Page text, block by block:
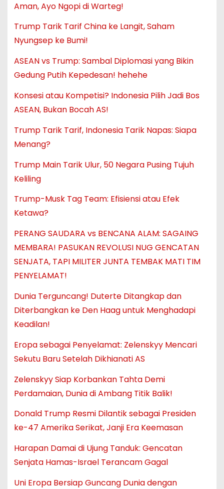
Aman, Ayo Ngopi di Warteg!
Trump Tarik Tarif China ke Langit, Saham
Nyungsep ke Bumi!
ASEAN vs Trump: Sambal Diplomasi yang Bikin
Gedung Putih Kepedesan! hehehe
Konsesi atau Kompetisi? Indonesia Pilih Jadi Bos
ASEAN, Bukan Bocah AS!
Trump Tarik Tarif, Indonesia Tarik Napas: Siapa
Menang?
Trump Main Tarik Ulur, 50 Negara Pusing Tujuh
Keliling
Trump-Musk Tag Team: Efisiensi atau Efek
Ketawa?
PERANG SAUDARA vs BENCANA ALAM: SAGAING
MEMBARA! PASUKAN REVOLUSI NUG GENCATAN
SENJATA, TAPI MILITER JUNTA TEMBAK MATI TIM
PENYELAMAT!
Dunia Terguncang! Duterte Ditangkap dan
Diterbangkan ke Den Haag untuk Menghadapi
Keadilan!
Eropa sebagai Penyelamat: Zelenskyy Mencari
Sekutu Baru Setelah Dikhianati AS
Zelenskyy Siap Korbankan Tahta Demi
Perdamaian, Dunia di Ambang Titik Balik!
Donald Trump Resmi Dilantik sebagai Presiden
ke-47 Amerika Serikat, Janji Era Keemasan
Harapan Damai di Ujung Tanduk: Gencatan
Senjata Hamas-Israel Terancam Gagal
Uni Eropa Bersiap Guncang Dunia dengan